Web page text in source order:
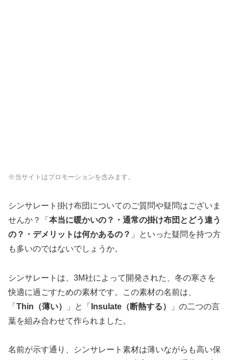
※当サイトはプロモーションを含みます。
シンサレート掛け布団についてのご質問や疑問はございま
せんか？「 本当に暖かいの？・通常の掛け布団とどう違う
の？・デメリットは何かあるの？ 」といった疑問を持つ方
も多いのではないでしょうか。
シンサレートは、3M社によって開発された、冬の寒さを
快適に過ごすための素材です。この素材の名前は、
「 Thin（薄い） 」と「 Insulate（断熱する）
」の二つの言
葉を組み合わせて作られました。
名前が示す通り、シンサレート素材は薄いながらも高い保